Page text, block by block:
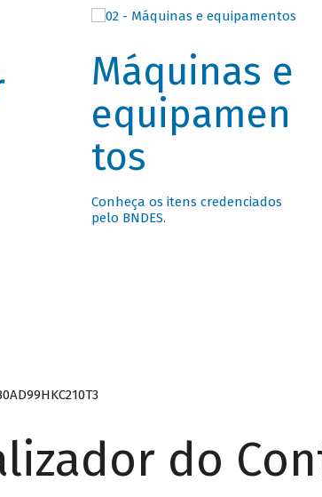
Máquinas e
equipamen
tos
Conheça os itens credenciados
pelo BNDES.
do